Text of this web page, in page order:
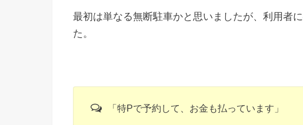
最初は単なる無断駐車かと思いましたが、利用者
た。
「特Pで予約して、お金も払っています」